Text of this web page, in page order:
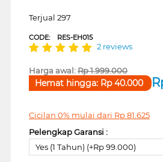
Terjual 297
CODE: RES-EH015
2 reviews
Harga awal:Rp1.999.000
Hemat hingga: Rp40.000
Cicilan 0% mulai dari Rp81.625
Pelengkap Garansi :
Yes (1 Tahun) (+Rp 99.000)